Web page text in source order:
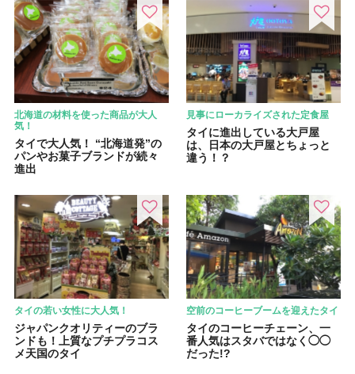
北海道の材料を使った商品が大人
気！
タイで大人気！ “北海道発”の
パンやお菓子ブランドが続々
進出
見事にローカライズされた定食屋
タイに進出している大戸屋
は、日本の大戸屋とちょっと
違う！？
タイの若い女性に大人気！
ジャパンクオリティーのブラ
ンドも！上質なプチプラコス
メ天国のタイ
空前のコーヒーブームを迎えたタイ
タイのコーヒーチェーン、一
番人気はスタバではなく◯◯
だった!?